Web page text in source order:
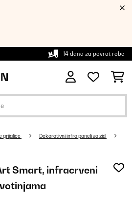
14 dana za povrat robe
grijalice Dekorativni infra paneli za zid
Smart, infracrveni